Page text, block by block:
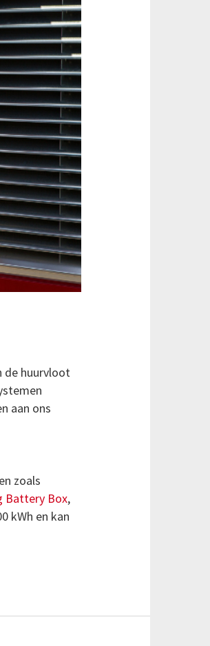
de huurvloot
aan ons
zoals
Battery Box,
kWh en kan